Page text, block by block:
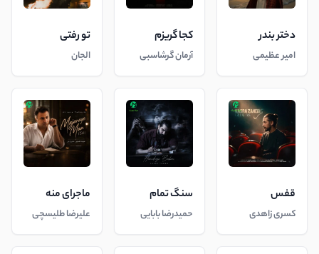
دختر بندر
امیر عظیمی
کجا گریزم
آرمان گرشاسبی
تو رفتی
الجان
قفس
کسری زاهدی
سنگ تمام
حمیدرضا بابایی
ماجرای منه
علیرضا طلیسچی